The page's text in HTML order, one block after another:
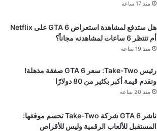
منذ 17 ساعة
هل ستدفع لمشاهدة استعراض GTA 6 على Netflix
أم تنتظر 6 ساعات لمشاهدته مجاناً؟
منذ 19 ساعة
رئيس Take-Two: سعر GTA 6 صفقة مذهلة!
ونقدم قيمة أكبر بكثير من 80 دولارًا
منذ 20 ساعة
ناشر GTA 6 شركة Take-Two تحسم موقفها:
المستقبل للألعاب الرقمية وليس للأقراص